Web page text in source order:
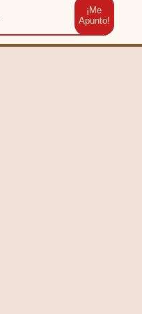
¡Me
Apunto!